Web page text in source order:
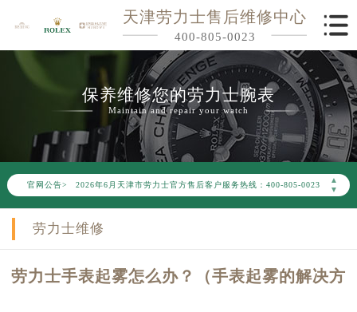
天津劳力士售后维修中心
400-805-0023
保养维修您的劳力士腕表
Maintain and repair your watch
官网公告>
▲
▼
2026年6月劳力士天津市售后服务网络优化升级公告
2026年6月天津市劳力士官方售后客户服务热线：400-805-0023
2026年6月劳力士售后服务中心最新网点地址：
节假日正常营业！
劳力士维修
劳力士手表起雾怎么办？（手表起雾的解决方